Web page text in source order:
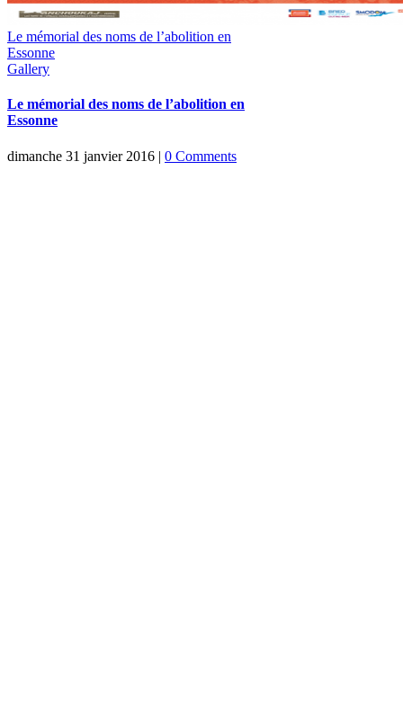
Le mémorial des noms de l’abolition en
Essonne
Gallery
Le mémorial des noms de l’abolition en
Essonne
dimanche 31 janvier 2016 | 0 Comments